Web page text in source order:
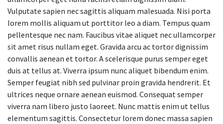
Vulputate sapien nec sagittis aliquam malesuada. Nisi porta
lorem mollis aliquam ut porttitor leo a diam. Tempus quam
pellentesque nec nam. Faucibus vitae aliquet nec ullamcorper
sit amet risus nullam eget. Gravida arcu ac tortor dignissim
convallis aenean et tortor. A scelerisque purus semper eget
duis at tellus at. Viverra ipsum nunc aliquet bibendum enim.
Semper feugiat nibh sed pulvinar proin gravida hendrerit. Et
ultrices neque ornare aenean euismod. Consequat semper
viverra nam libero justo laoreet. Nunc mattis enim ut tellus
elementum sagittis. Consectetur lorem donec massa sapien